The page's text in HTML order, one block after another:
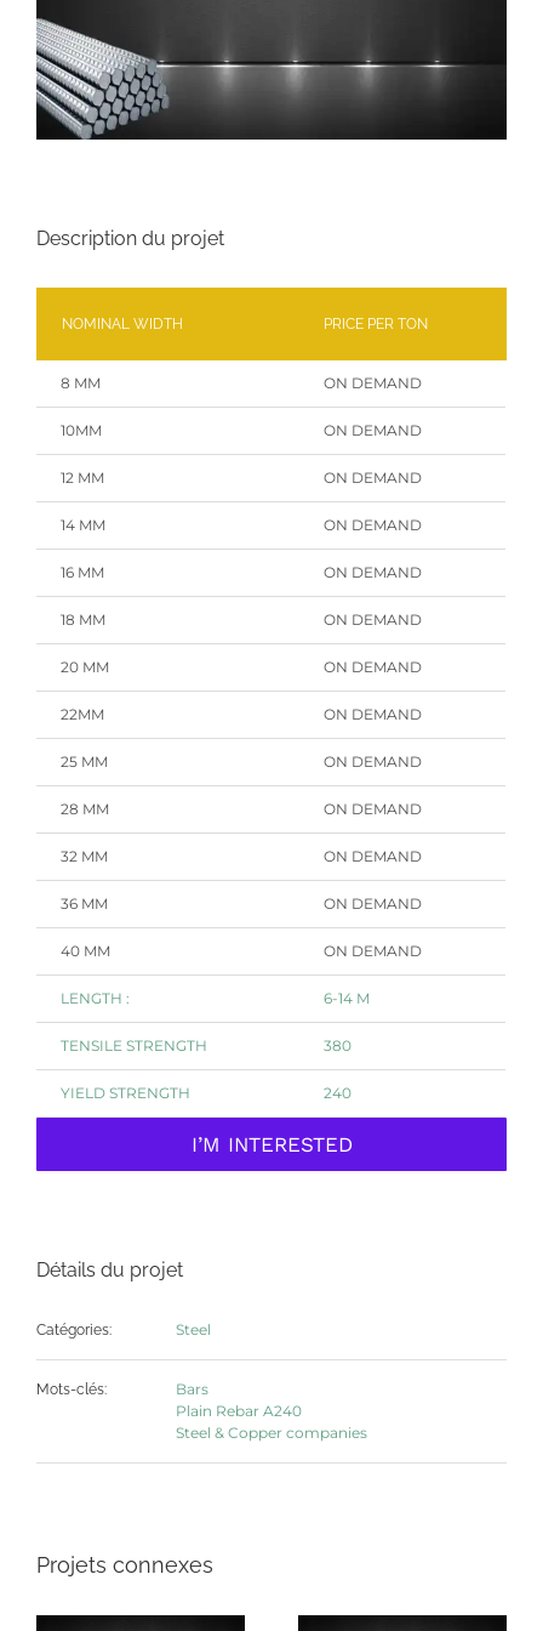
Description du projet
NOMINAL WIDTH PRICE PER TON
8 MM ON DEMAND
10MM ON DEMAND
12 MM ON DEMAND
14 MM ON DEMAND
16 MM ON DEMAND
18 MM ON DEMAND
20 MM ON DEMAND
22MM ON DEMAND
25 MM ON DEMAND
28 MM ON DEMAND
32 MM ON DEMAND
36 MM ON DEMAND
40 MM ON DEMAND
LENGTH : 6-14 M
TENSILE STRENGTH 380
YIELD STRENGTH 240
I’M INTERESTED
Détails du projet
Catégories: Steel
Mots-clés:
Bars
Plain Rebar A240
Steel & Copper companies
Projets connexes